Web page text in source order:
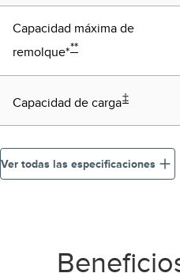
Capacidad máxima de
remolque***
Capacidad de carga‡
Ver todas las especificaciones